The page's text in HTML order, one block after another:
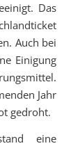
Das
Auch bei
Einigung
Jahr
gedroht.
eine